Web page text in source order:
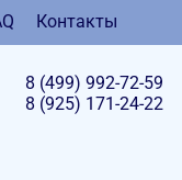
Контакты
8 (499) 992-72-59
8 (925) 171-24-22